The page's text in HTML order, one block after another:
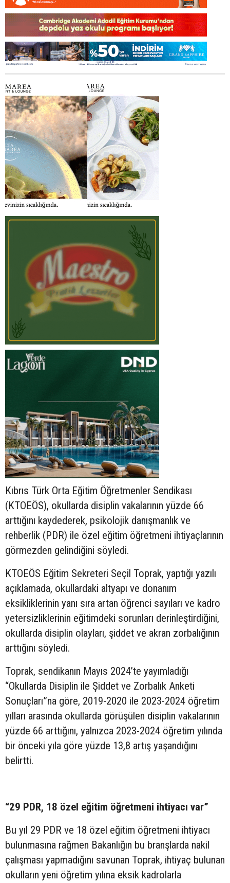
Kıbrıs Türk Orta Eğitim Öğretmenler Sendikası
(KTOEÖS), okullarda disiplin vakalarının yüzde 66
arttığını kaydederek, psikolojik danışmanlık ve
rehberlik (PDR) ile özel eğitim öğretmeni ihtiyaçlarının
görmezden gelindiğini söyledi.
KTOEÖS Eğitim Sekreteri Seçil Toprak, yaptığı yazılı
açıklamada, okullardaki altyapı ve donanım
eksikliklerinin yanı sıra artan öğrenci sayıları ve kadro
yetersizliklerinin eğitimdeki sorunları derinleştirdiğini,
okullarda disiplin olayları, şiddet ve akran zorbalığının
arttığını söyledi.
Toprak, sendikanın Mayıs 2024’te yayımladığı
“Okullarda Disiplin ile Şiddet ve Zorbalık Anketi
Sonuçları”na göre, 2019-2020 ile 2023-2024 öğretim
yılları arasında okullarda görüşülen disiplin vakalarının
yüzde 66 arttığını, yalnızca 2023-2024 öğretim yılında
bir önceki yıla göre yüzde 13,8 artış yaşandığını
belirtti.
“29 PDR, 18 özel eğitim öğretmeni ihtiyacı var”
Bu yıl 29 PDR ve 18 özel eğitim öğretmeni ihtiyacı
bulunmasına rağmen Bakanlığın bu branşlarda nakil
çalışması yapmadığını savunan Toprak, ihtiyaç bulunan
okulların yeni öğretim yılına eksik kadrolarla